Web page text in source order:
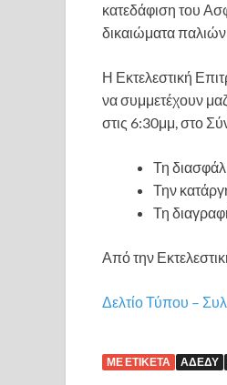
κατεδάφιση του
δικαιώματα
Η Εκτελεστική
να συμμετέχουν
στις 6:30μμ, στο
Τη
Την
Τη
Από την
Δελτίο Τύπου –
ΜΕ ΕΤΙΚΈΤΑ ΑΔΕΔΥ